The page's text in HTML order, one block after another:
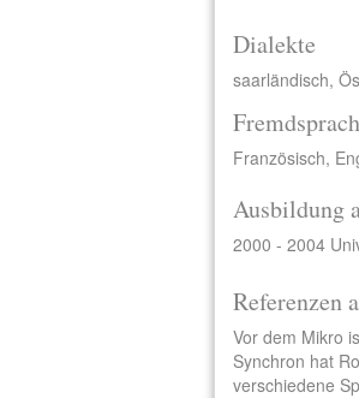
Dialekte
saarländisch,
Französisch,
Ausbildung
2000 - 2004
Referenzen
Vor dem Mikro
Synchron hat
verschiedene